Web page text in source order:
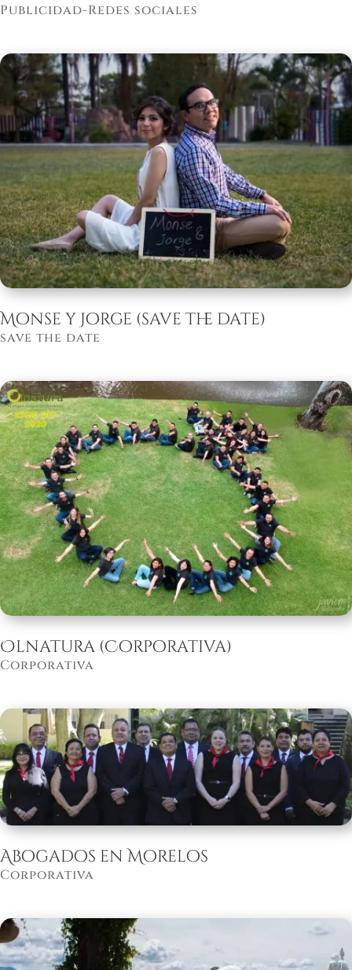
Publicidad-Redes sociales
Monse y Jorge (save the date)
save the date
Olnatura (Corporativa)
Corporativa
Abogados en Morelos
Corporativa